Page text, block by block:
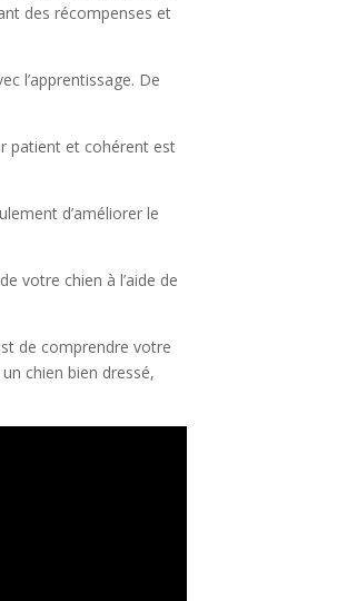
des récompenses et
l’apprentissage. De
patient et cohérent est
d’améliorer le
votre chien à l’aide de
de comprendre votre
chien bien dressé,